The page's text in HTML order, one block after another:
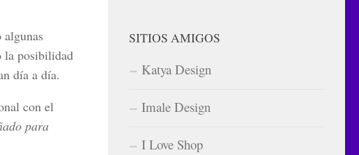
algunas
la posibilidad
día a día.
con el
para
SITIOS AMIGOS
Katya Design
Imale Design
I Love Shop